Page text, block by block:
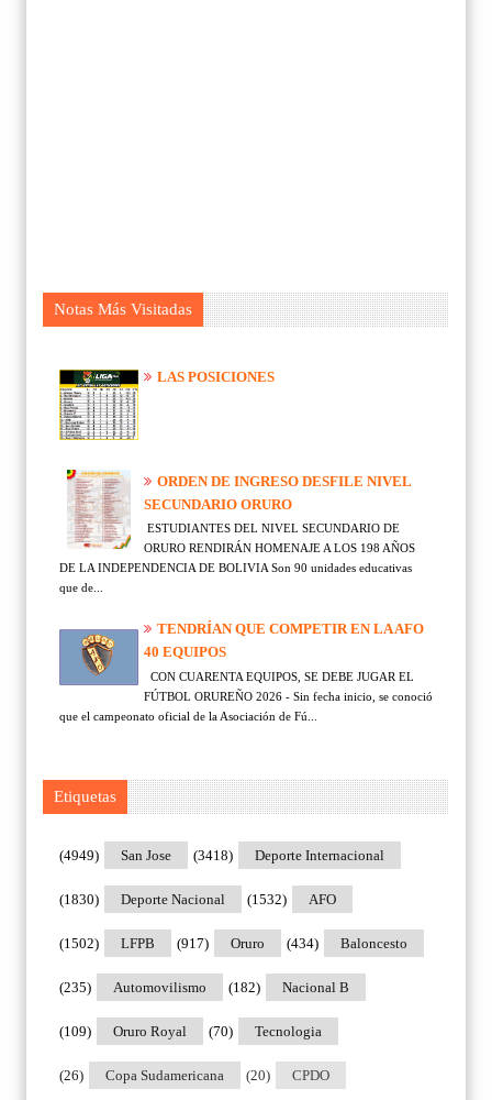
Notas Más Visitadas
LAS POSICIONES
ORDEN DE INGRESO DESFILE NIVEL
SECUNDARIO ORURO
ESTUDIANTES DEL NIVEL SECUNDARIO DE
ORURO RENDIRÁN HOMENAJE A LOS 198 AÑOS
DE LA INDEPENDENCIA DE BOLIVIA Son 90 unidades educativas
que de...
TENDRÍAN QUE COMPETIR EN LA AFO
40 EQUIPOS
CON CUARENTA EQUIPOS, SE DEBE JUGAR EL
FÚTBOL ORUREÑO 2026 - Sin fecha inicio, se conoció
que el campeonato oficial de la Asociación de Fú...
Etiquetas
San Jose
(4949) Deporte Internacional
(3418)
Deporte Nacional
(1830) AFO
(1532)
LFPB
(1502) Oruro
(917) Baloncesto
(434)
Automovilismo
(235) Nacional B
(182)
Oruro Royal
(109) Tecnologia
(70)
Copa Sudamericana
(26) CPDO
(20)